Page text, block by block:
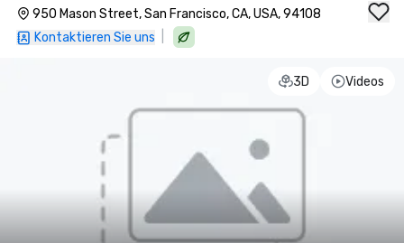
950 Mason Street, San Francisco, CA, USA, 94108
Kontaktieren Sie uns
3D Videos